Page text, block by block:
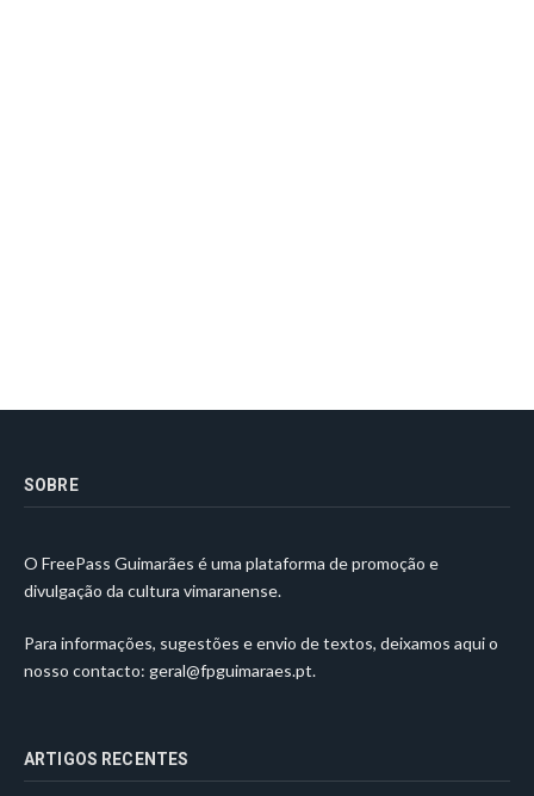
SOBRE
O FreePass Guimarães é uma plataforma de promoção e
divulgação da cultura vimaranense.
Para informações, sugestões e envio de textos, deixamos aqui o
nosso contacto: geral@fpguimaraes.pt.
ARTIGOS RECENTES